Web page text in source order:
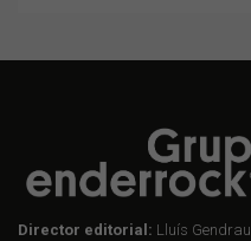
Director editorial: Lluís Gendrau